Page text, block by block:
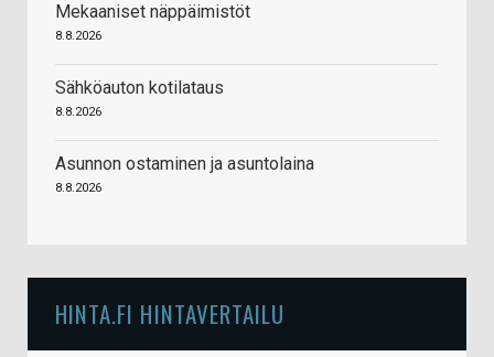
Mekaaniset näppäimistöt
8.8.2026
Sähköauton kotilataus
8.8.2026
Asunnon ostaminen ja asuntolaina
8.8.2026
HINTA.FI HINTAVERTAILU